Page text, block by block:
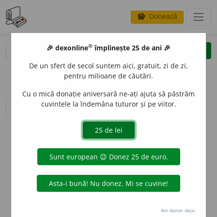
savings Donează
clear
opțiuni
sinteza definițiilor (1) definiții (12) declinări
info
Aceste definiții sunt compilate de
echipa dexonline. Definițiile
originale se află pe filadefiniții.
preferințe
🎉 dexonline® împlinește 25 de ani 🎉
De un sfert de secol suntem aici, gratuit, zi de zi,
pentru milioane de căutări.
Cu o mică donație aniversară ne-ați ajuta să păstrăm
cuvintele la îndemâna tuturor și pe viitor.
Am donat deja.